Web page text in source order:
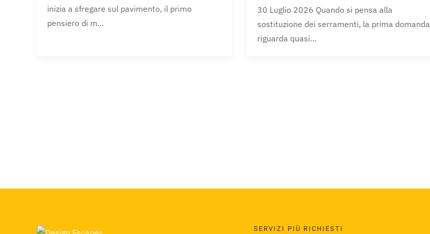
inizia a sfregare sul pavimento, il primo
pensiero di m…
30 Luglio 2026 Quando si pensa alla
sostituzione dei serramenti, la prima domanda
riguarda quasi…
SERVIZI PIÙ RICHIESTI